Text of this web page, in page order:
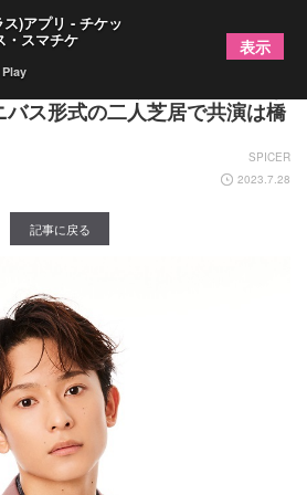
・演出を手掛ける、言式『解な
ス形式の二人芝居で共演は橋
SPICER
2023.7.28
記事に戻る
)アプリ - チケッ
・スマチケ 表示